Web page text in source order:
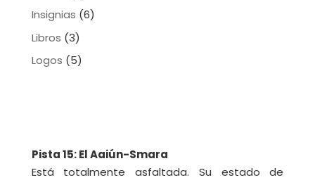
Insignias (6)
Libros (3)
Logos (5)
Pista 15: El Aaiún-Smara
Está totalmente asfaltada. Su estado de